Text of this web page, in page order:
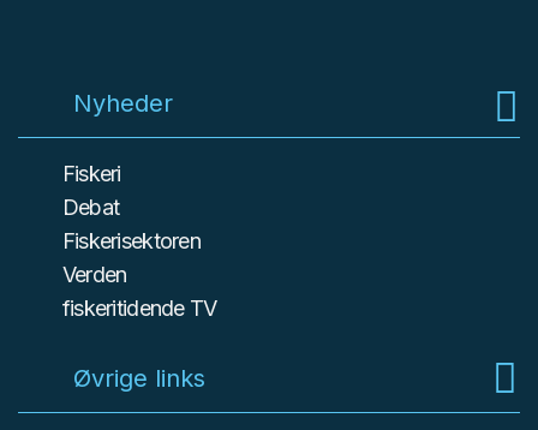
Nyheder
Fiskeri
Debat
Fiskerisektoren
Verden
fiskeritidende TV
Øvrige links